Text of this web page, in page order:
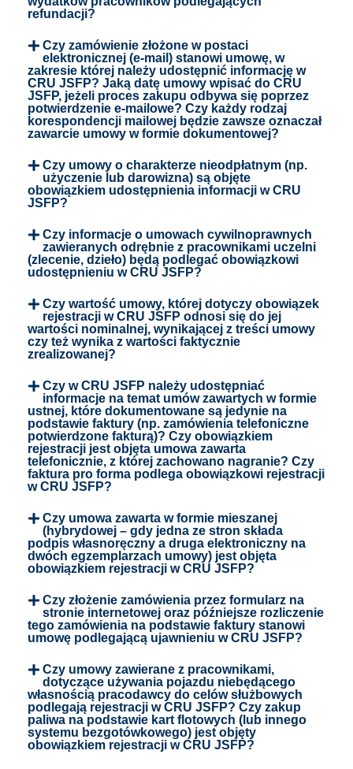
refundacji?
Czy zamówienie złożone w postaci
elektronicznej (e-mail) stanowi umowę, w
zakresie której należy udostępnić informację w
CRU JSFP? Jaką datę umowy wpisać do CRU
JSFP, jeżeli proces zakupu odbywa się poprzez
potwierdzenie e-mailowe? Czy każdy rodzaj
korespondencji mailowej będzie zawsze oznaczał
zawarcie umowy w formie dokumentowej?
Czy umowy o charakterze nieodpłatnym (np.
użyczenie lub darowizna) są objęte
obowiązkiem udostępnienia informacji w CRU
JSFP?
Czy informacje o umowach cywilnoprawnych
zawieranych odrębnie z pracownikami uczelni
(zlecenie, dzieło) będą podlegać obowiązkowi
udostępnieniu w CRU JSFP?
Czy wartość umowy, której dotyczy obowiązek
rejestracji w CRU JSFP odnosi się do jej
wartości nominalnej, wynikającej z treści umowy
czy też wynika z wartości faktycznie
zrealizowanej?
Czy w CRU JSFP należy udostępniać
informacje na temat umów zawartych w formie
ustnej, które dokumentowane są jedynie na
podstawie faktury (np. zamówienia telefoniczne
potwierdzone fakturą)? Czy obowiązkiem
rejestracji jest objęta umowa zawarta
telefonicznie, z której zachowano nagranie? Czy
faktura pro forma podlega obowiązkowi rejestracji
w CRU JSFP?
Czy umowa zawarta w formie mieszanej
(hybrydowej – gdy jedna ze stron składa
podpis własnoręczny a druga elektroniczny na
dwóch egzemplarzach umowy) jest objęta
obowiązkiem rejestracji w CRU JSFP?
Czy złożenie zamówienia przez formularz na
stronie internetowej oraz późniejsze rozliczenie
tego zamówienia na podstawie faktury stanowi
umowę podlegającą ujawnieniu w CRU JSFP?
Czy umowy zawierane z pracownikami,
dotyczące używania pojazdu niebędącego
własnością pracodawcy do celów służbowych
podlegają rejestracji w CRU JSFP? Czy zakup
paliwa na podstawie kart flotowych (lub innego
systemu bezgotówkowego) jest objęty
obowiązkiem rejestracji w CRU JSFP?